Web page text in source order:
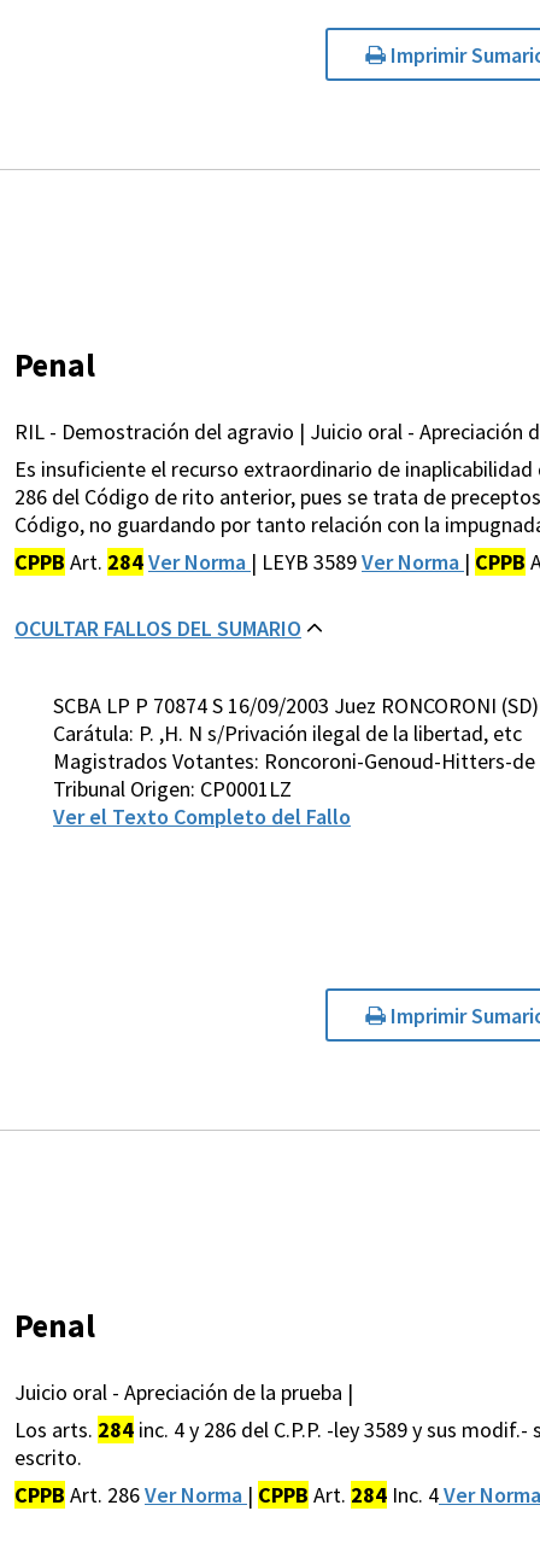
Imprimir
Penal
RIL - Demostración del agravio | Juicio oral - Apreciación
Es insuficiente el recurso extraordinario de
286 del Código de rito anterior, pues se trata de
Código, no guardando por tanto relación con la
CPPB Art. 284Ver Norma | LEYB 3589Ver Norma | CPPB
OCULTAR FALLOS DEL SUMARIO
SCBA LP P 70874 S 16/09/2003 Juez RONCORONI (SD)
Carátula: P. ,H. N s/Privación ilegal de la libertad, etc
Magistrados Votantes: Roncoroni-Genoud-Hitters-de
Tribunal Origen: CP0001LZ
Ver el Texto Completo del Fallo
Imprimir
Penal
Juicio oral - Apreciación de la prueba |
Los arts. 284 inc. 4 y 286 del C.P.P. -ley 3589 y sus
escrito.
CPPB Art. 286Ver Norma | CPPB Art. 284 Inc. 4Ver